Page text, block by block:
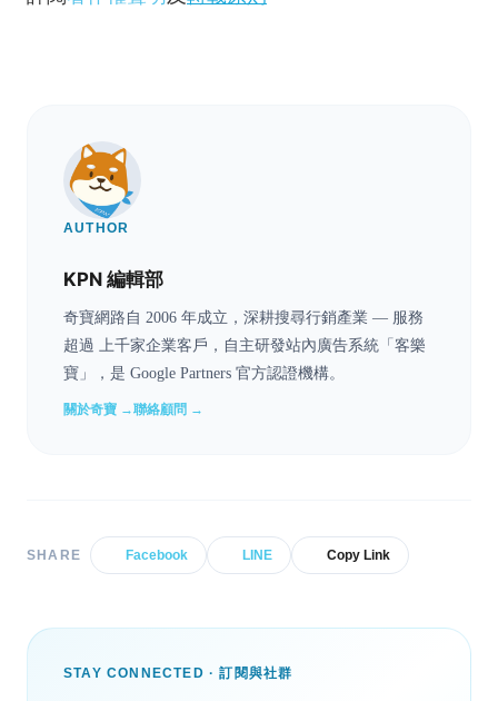
AUTHOR
KPN 編輯部
奇寶網路自 2006 年成立，深耕搜尋行銷產業 — 服務
超過 上千家企業客戶，自主研發站內廣告系統「客樂
寶」，是 Google Partners 官方認證機構。
關於奇寶 →聯絡顧問 →
SHARE Facebook LINE Copy Link
STAY CONNECTED · 訂閱與社群